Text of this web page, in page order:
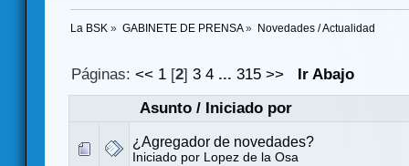
La BSK » GABINETE DE PRENSA» Novedades / Actualidad
Páginas:<< 1 [2]3 4 ...315 >>
Ir Abajo
Asunto/ Iniciado por
¿Agregador de novedades?
Iniciado por Lopez de la Osa